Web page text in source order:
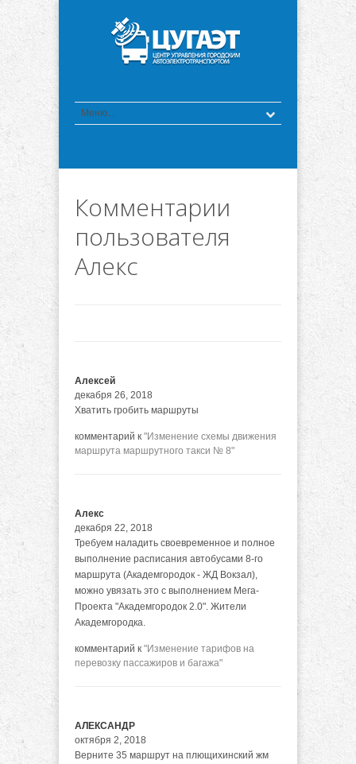
Комментарии
пользователя
Алекс
Алексей
декабря 26, 2018
Хватить гробить маршруты
комментарий к "Изменение схемы движения
маршрута маршрутного такси № 8"
Алекс
декабря 22, 2018
Требуем наладить своевременное и полное
выполнение расписания автобусами 8-го
маршрута (Академгородок - ЖД Вокзал),
можно увязать это с выполнением Мега-
Проекта "Академгородок 2.0". Жители
Академгородка.
комментарий к "Изменение тарифов на
перевозку пассажиров и багажа"
АЛЕКСАНДР
октября 2, 2018
Верните 35 маршрут на плющихинский жм